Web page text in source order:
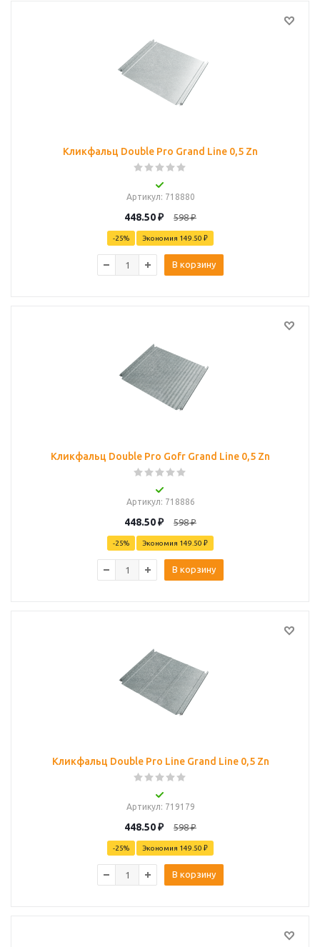
Кликфальц Double Pro Grand Line 0,5 Zn
Артикул: 718880
448.50₽ 598₽
-25% Экономия 149.50 ₽
В корзину
Кликфальц Double Pro Gofr Grand Line 0,5 Zn
Артикул: 718886
448.50₽ 598₽
-25% Экономия 149.50 ₽
В корзину
Кликфальц Double Pro Line Grand Line 0,5 Zn
Артикул: 719179
448.50₽ 598₽
-25% Экономия 149.50 ₽
В корзину